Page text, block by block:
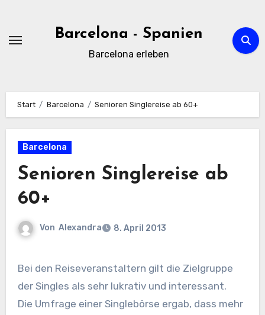
springen
Barcelona - Spanien
Barcelona erleben
Start Barcelona Senioren Singlereise ab 60+
Barcelona
Senioren Singlereise ab
60+
Von Alexandra 8. April 2013
Bei den Reiseveranstaltern gilt die Zielgruppe
der Singles als sehr lukrativ und interessant.
Die Umfrage einer Singlebörse ergab, dass mehr